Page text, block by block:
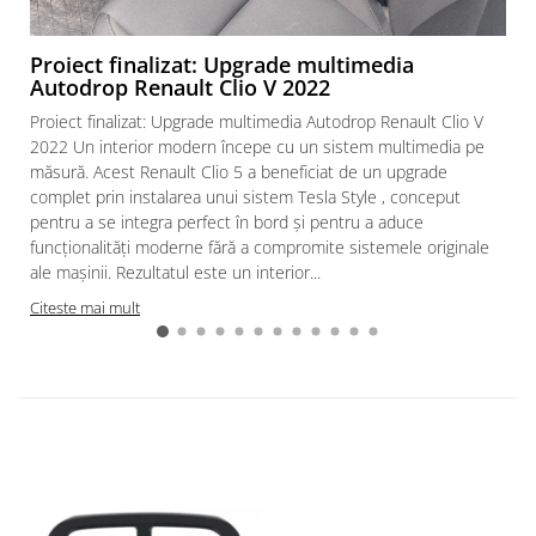
Proiect finalizat: Upgrade multimedia
Autodrop Renault Clio V 2022
Proiect finalizat: Upgrade multimedia Autodrop Renault Clio V
2022 Un interior modern începe cu un sistem multimedia pe
măsură. Acest Renault Clio 5 a beneficiat de un upgrade
complet prin instalarea unui sistem Tesla Style , conceput
pentru a se integra perfect în bord și pentru a aduce
funcționalități moderne fără a compromite sistemele originale
ale mașinii. Rezultatul este un interior...
Citeste mai mult